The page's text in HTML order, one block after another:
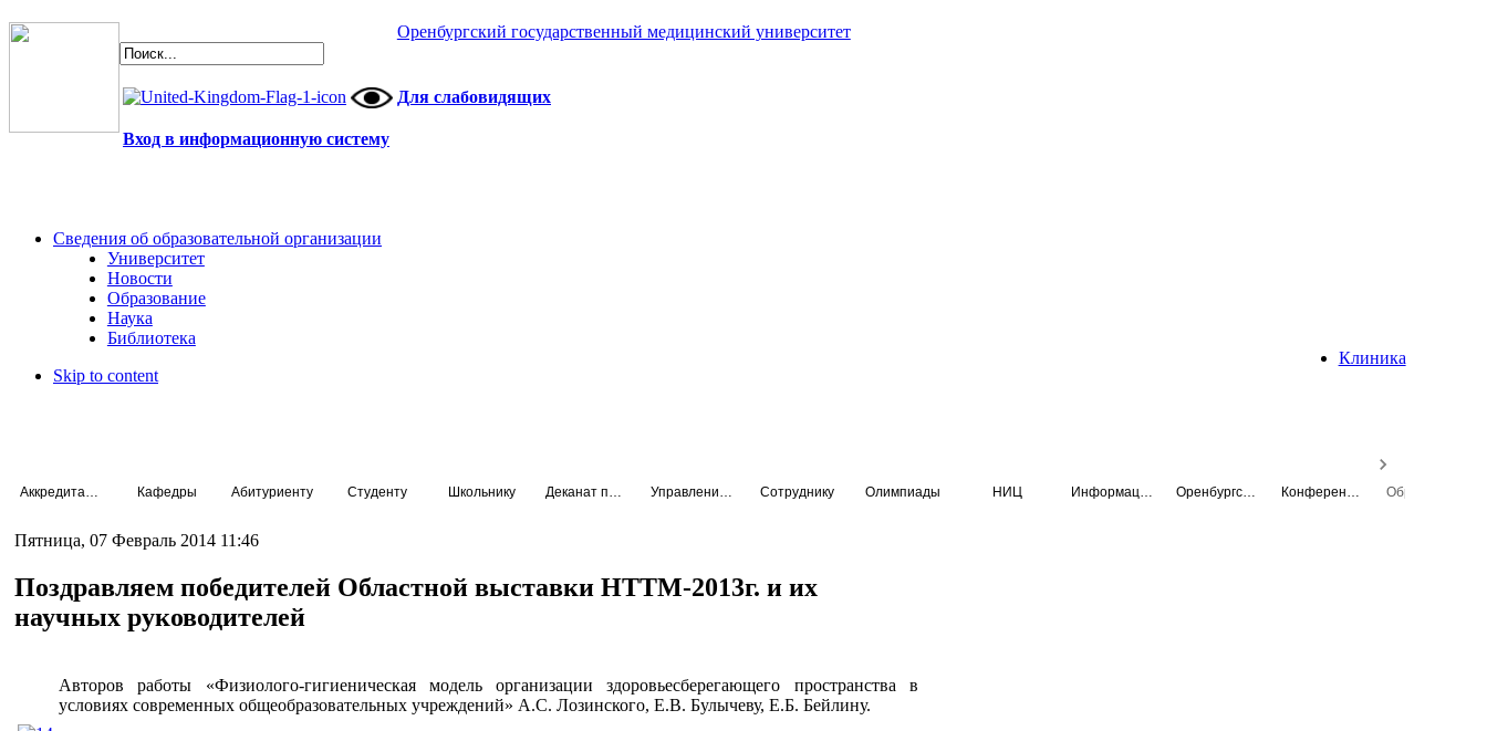
Оренбургский государственный медицинский университет
Для слабовидящих
Вход в информационную систему
Сведения об образовательной организации
Университет
Новости
Образование
Наука
Библиотека
Клиника
Skip to content
Кафедры Абитуриенту Студенту Школьнику Сотруднику Олимпиады НИЦ
Пятница, 07 Февраль 2014 11:46
Поздравляем победителей Областной выставки НТТМ-2013г. и их
научных руководителей
Авторов работы «Физиолого-гигиеническая модель организации здоровьесберегающего пространства в
условиях современных общеобразовательных учреждений» А.С. Лозинского, Е.В. Булычеву, Е.Б. Бейлину.